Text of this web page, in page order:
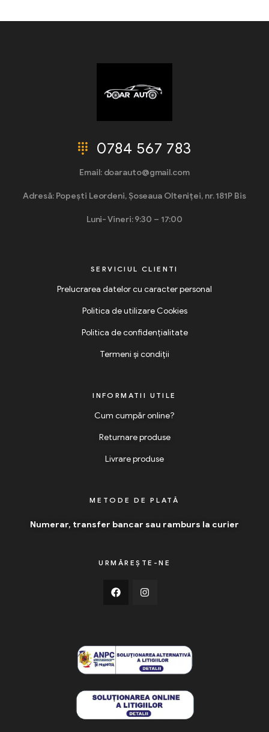
0784 567 783
Email: doarauto@gmail.com
Adresă: Popești Leordeni, Șoseaua Olteniței, nr. 181P Bis
Luni- Vineri: 9:30 – 17:00
SERVICIUL CLIENTI
Prelucrarea datelor cu caracter personal
Politica de utilizare Cookies
Politica de confidențialitate
Termeni și condiții
INFORMATII UTILE
Cum cumpăr online?
Returnare produse
Livrare produse
METODE DE PLATĂ
Numerar, transfer bancar sau ramburs la curier
URMĂREȘTE-NE